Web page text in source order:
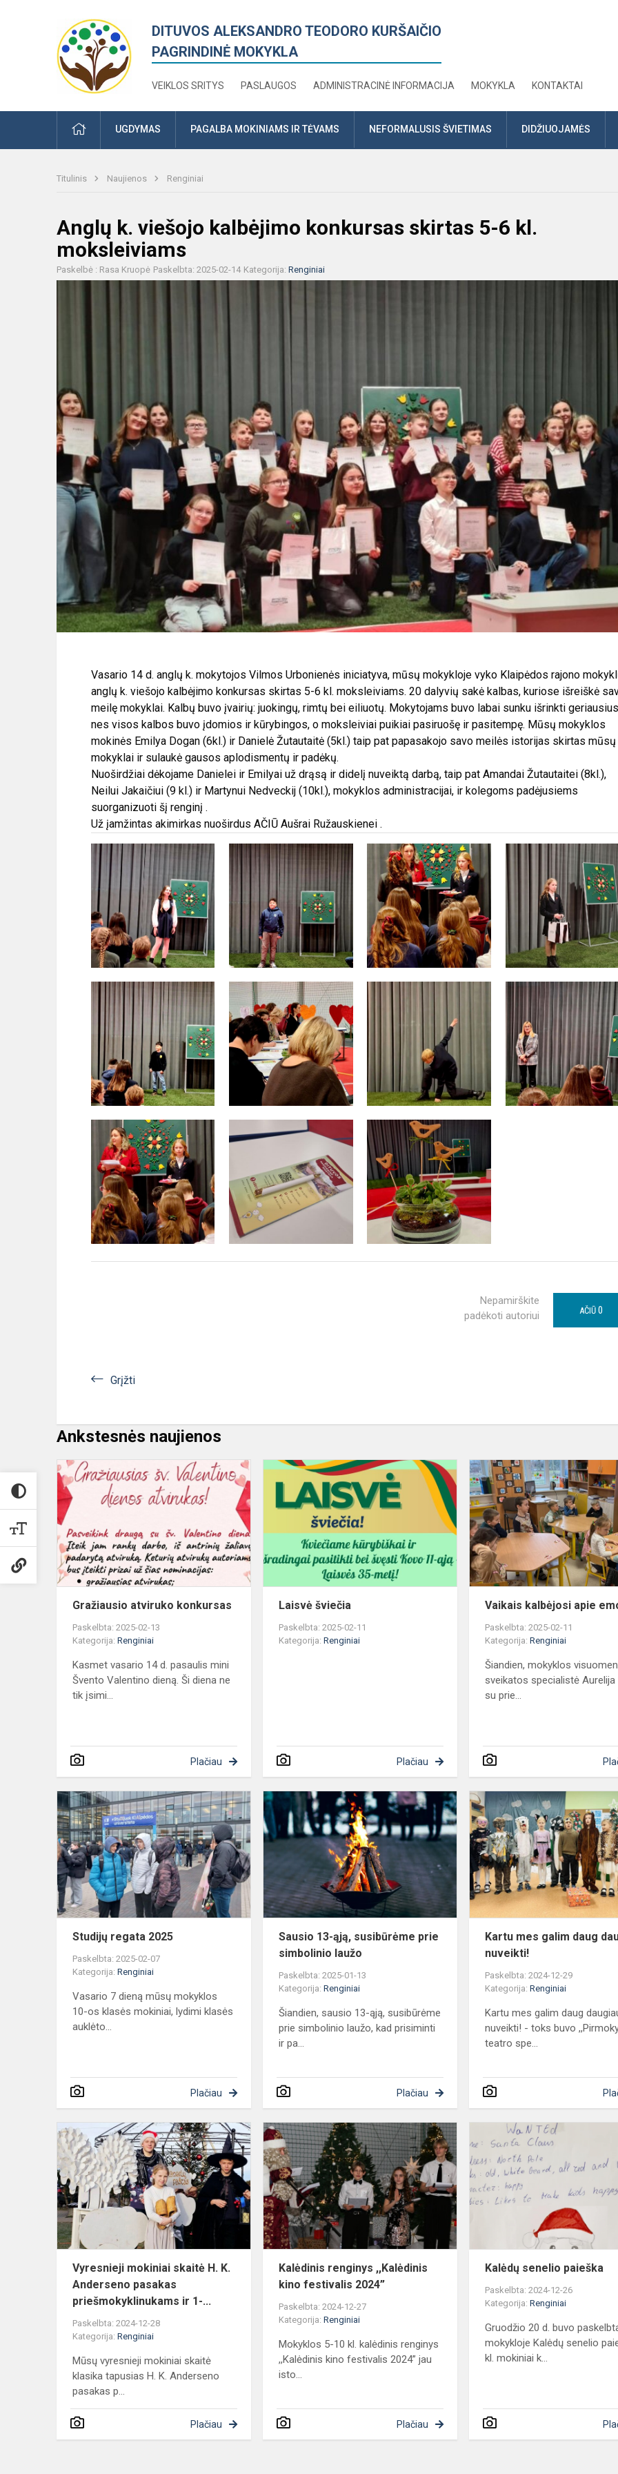
DITUVOS ALEKSANDRO TEODORO KURŠAIČIO
PAGRINDINĖ MOKYKLA
VEIKLOS SRITYS PASLAUGOS ADMINISTRACINĖ INFORMACIJA MOKYKLA KONTAKTAI
PRADŽIAUGDYMAS PAGALBA MOKINIAMS IR TĖVAMS NEFORMALUSIS ŠVIETIMAS DIDŽIUOJAMĖS
Titulinis Naujienos Renginiai
Anglų k. viešojo kalbėjimo konkursas skirtas 5-6 kl.
moksleiviams
Paskelbė : Rasa Kruopė Paskelbta: 2025-02-14 Kategorija: Renginiai
Vasario 14 d. anglų k. mokytojos Vilmos Urbonienės iniciatyva, mūsų mokykloje vyko Klaipėdos rajono
anglų k. viešojo kalbėjimo konkursas skirtas 5-6 kl. moksleiviams. 20 dalyvių sakė kalbas, kuriose išreiškė
meilę mokyklai. Kalbų buvo įvairių: juokingų, rimtų bei eiliuotų. Mokytojams buvo labai sunku išrinkti
nes visos kalbos buvo įdomios ir kūrybingos, o moksleiviai puikiai pasiruošę ir pasitempę. Mūsų mokyklos
mokinės Emilya Dogan (6kl.) ir Danielė Žutautaitė (5kl.) taip pat papasakojo savo meilės istorijas skirtas mūsų
mokyklai ir sulaukė gausos aplodismentų ir padėkų.
Nuoširdžiai dėkojame Danielei ir Emilyai už drąsą ir didelį nuveiktą darbą, taip pat Amandai Žutautaitei (8kl.),
Neilui Jakaičiui (9 kl.) ir Martynui Nedveckij (10kl.), mokyklos administracijai, ir kolegoms padėjusiems
suorganizuoti šį renginį .
Už įamžintas akimirkas nuoširdus AČIŪ Aušrai Ružauskienei .
Nepamirškite
padėkoti autoriui
AČIŪ 0
Grįžti
Ankstesnės naujienos
Gražiausio
atviruko
konkursas
Gražiausio atviruko konkursas
Paskelbta: 2025-02-13
Kategorija: Renginiai
Kasmet vasario 14 d. pasaulis mini
Švento Valentino dieną. Ši diena ne
tik įsimi...
Plačiau
Laisvė
šviečia
Laisvė šviečia
Paskelbta: 2025-02-11
Kategorija:Renginiai
Plačiau
Vaikais kalbėjosi apie
Paskelbta: 2025-02-11
Kategorija:Renginiai
Šiandien, mokyklos
sveikatos specialistė Aurelija
su prie...
Studijų
regata
2025
Studijų regata 2025
Paskelbta: 2025-02-07
Kategorija: Renginiai
Vasario 7 dieną mūsų mokyklos
10-os klasės mokiniai, lydimi klasės
auklėto...
Plačiau
Sausio
13-
ąją,
susibūrėme
simbolinio
laužo
Sausio 13-ąją, susibūrėme prie
simbolinio laužo
Paskelbta: 2025-01-13
Kategorija:Renginiai
Šiandien, sausio 13-ąją, susibūrėme
prie simbolinio laužo, kad prisiminti
ir pa...
Plačiau
Kartu mes galim daug
nuveikti!
Paskelbta: 2024-12-29
Kategorija:Renginiai
Kartu mes galim daug
nuveikti! - toks buvo
teatro spe...
Vyresnieji
mokiniai
skaitė
H.
K.
Anderseno
pasakas
priešmok...
Vyresnieji mokiniai skaitė H. K.
Anderseno pasakas
priešmokyklinukams ir 1-...
Paskelbta: 2024-12-28
Kategorija: Renginiai
Mūsų vyresnieji mokiniai skaitė
klasika tapusias H. K. Anderseno
pasakas p...
Plačiau
Kalėdinis
renginys
,,Kalėdinis
kino
festivalis
2024”
Kalėdinis renginys ,,Kalėdinis
kino festivalis 2024”
Paskelbta: 2024-12-27
Kategorija:Renginiai
Mokyklos 5-10 kl. kalėdinis renginys
,,Kalėdinis kino festivalis 2024” jau
isto...
Plačiau
Kalėdų senelio paieška
Paskelbta: 2024-12-26
Kategorija:Renginiai
Gruodžio 20 d. buvo
mokykloje Kalėdų senelio
kl. mokiniai k...